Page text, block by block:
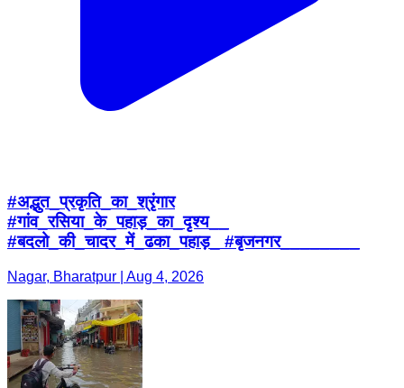
#अद्भुत_प्रकृति_का_श्रृंगार
#गांव_रसिया_के_पहाड़_का_दृश्य__
#बदलो_की_चादर_में_ढका_पहाड़_ #बृजनगर________
Nagar, Bharatpur | Aug 4, 2026